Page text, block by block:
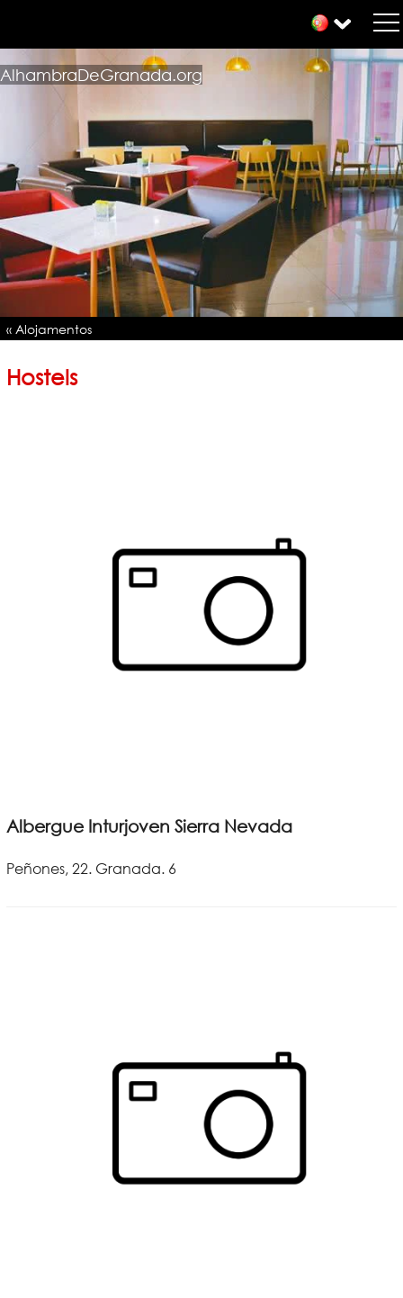
AlhambraDeGranada.org
« Alojamentos
Hostels
Albergue Inturjoven Sierra Nevada
Peñones, 22. Granada. 6